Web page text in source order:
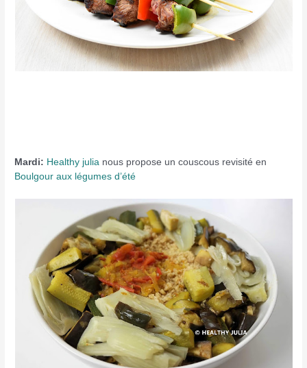
Mardi: Healthy julia nous propose un couscous revisité en
Boulgour aux légumes d’été